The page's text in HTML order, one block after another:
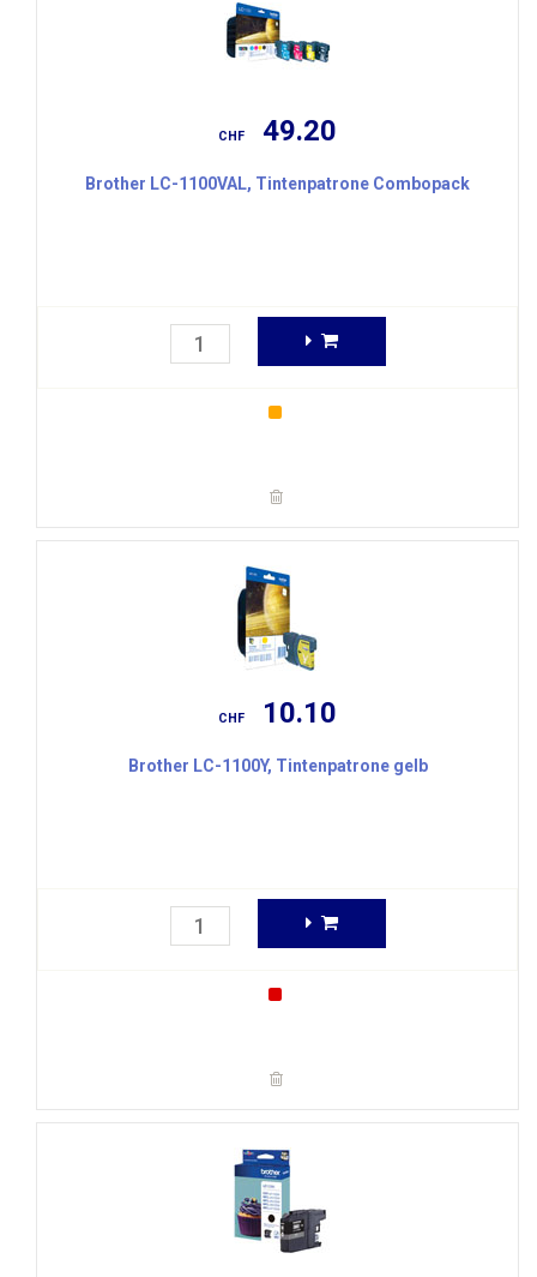
CHF 49.20
Brother LC-1100VAL, Tintenpatrone Combopack
CHF 10.10
Brother LC-1100Y, Tintenpatrone gelb